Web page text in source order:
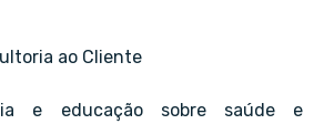
ao Cliente
e educação sobre saúde e